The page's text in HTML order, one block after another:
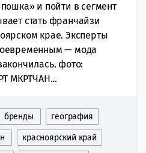
и пойти в сегмент
стать франчайзи
крае. Эксперты
— мода
фото:
МКРТЧАН...
бренды география
красноярский край